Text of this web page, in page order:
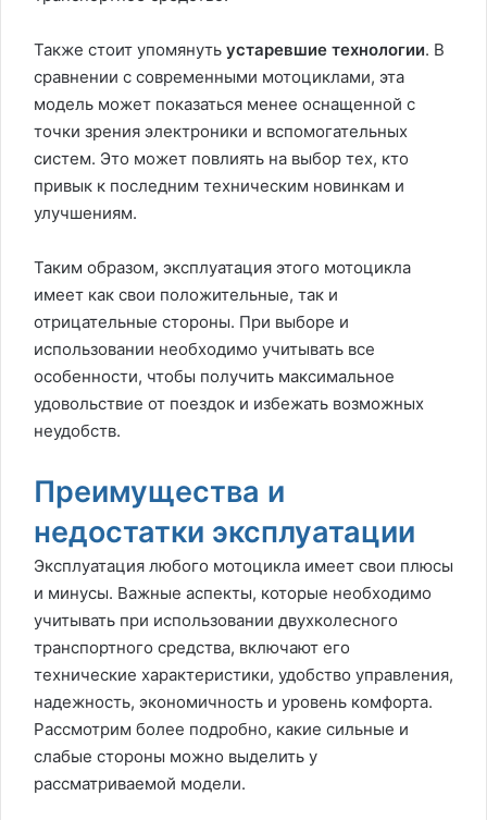
Также стоит упомянуть устаревшие технологии. В
сравнении с современными мотоциклами, эта
модель может показаться менее оснащенной с
точки зрения электроники и вспомогательных
систем. Это может повлиять на выбор тех, кто
привык к последним техническим новинкам и
улучшениям.
Таким образом, эксплуатация этого мотоцикла
имеет как свои положительные, так и
отрицательные стороны. При выборе и
использовании необходимо учитывать все
особенности, чтобы получить максимальное
удовольствие от поездок и избежать возможных
неудобств.
Преимущества и
недостатки эксплуатации
Эксплуатация любого мотоцикла имеет свои плюсы
и минусы. Важные аспекты, которые необходимо
учитывать при использовании двухколесного
транспортного средства, включают его
технические характеристики, удобство управления,
надежность, экономичность и уровень комфорта.
Рассмотрим более подробно, какие сильные и
слабые стороны можно выделить у
рассматриваемой модели.